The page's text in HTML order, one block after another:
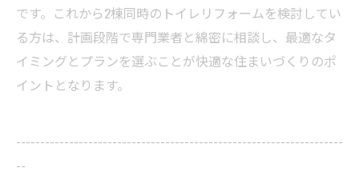
です。これから2棟同時のトイレリフォームを検討してい
る方は、計画段階で専門業者と綿密に相談し、最適なタ
イミングとプランを選ぶことが快適な住まいづくりのポ
イントとなります。
--------------------------------------------------------------------
--